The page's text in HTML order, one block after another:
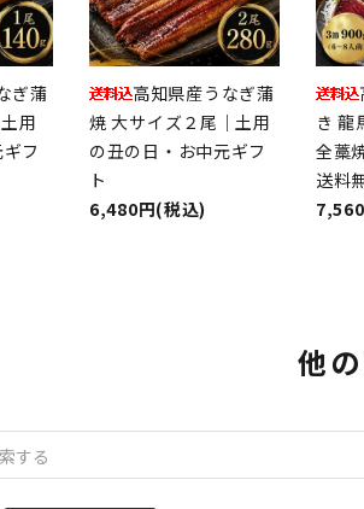
ぎ蒲
用
フ
高知県産うなぎ蒲
焼 大サイズ２尾｜土用
の丑の日・お中元ギフ
ト
6,480円(税込)
き 龍
全藁
送料
他